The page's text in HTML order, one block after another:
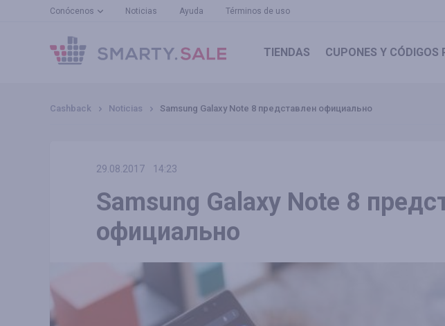
Conócenos Noticias Ayuda Términos de uso
TIENDAS CUPONES Y CÓDIGOS
Cashback Noticias Samsung Galaxy Note 8 представлен официально
29.08.2017 14:23
Samsung Galaxy Note 8
официально